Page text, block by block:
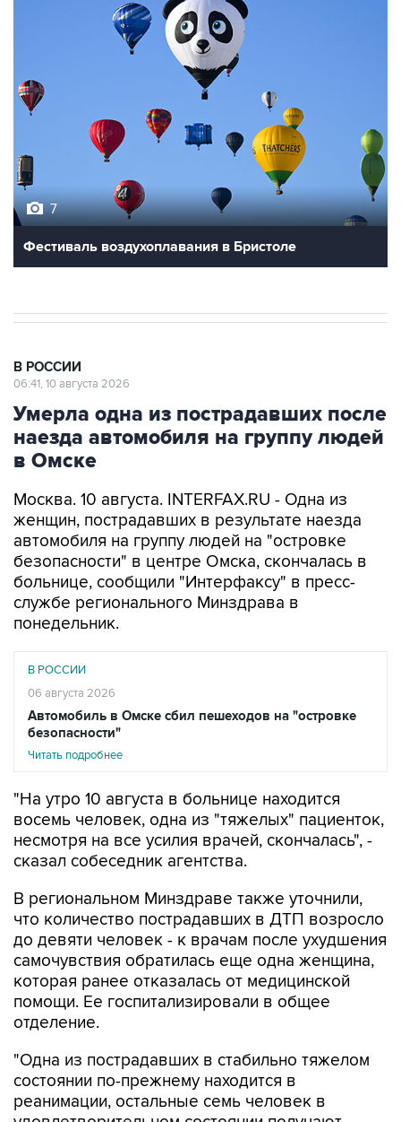
7
Фестиваль воздухоплавания в Бристоле
В РОССИИ
06:41, 10 августа 2026
Умерла одна из пострадавших после
наезда автомобиля на группу людей
в Омске
Москва. 10 августа. INTERFAX.RU - Одна из
женщин, пострадавших в результате наезда
автомобиля на группу людей на "островке
безопасности" в центре Омска, скончалась в
больнице, сообщили "Интерфаксу" в пресс-
службе регионального Минздрава в
понедельник.
В РОССИИ
06 августа 2026
Автомобиль в Омске сбил пешеходов на "островке
безопасности"
Читать подробнее
"На утро 10 августа в больнице находится
восемь человек, одна из "тяжелых" пациенток,
несмотря на все усилия врачей, скончалась", -
сказал собеседник агентства.
В региональном Минздраве также уточнили,
что количество пострадавших в ДТП возросло
до девяти человек - к врачам после ухудшения
самочувствия обратилась еще одна женщина,
которая ранее отказалась от медицинской
помощи. Ее госпитализировали в общее
отделение.
"Одна из пострадавших в стабильно тяжелом
состоянии по-прежнему находится в
реанимации, остальные семь человек в